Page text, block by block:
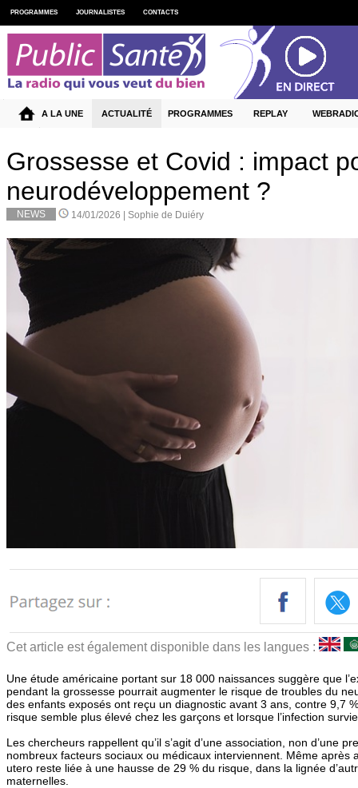
Grossesse et Covid : impact
neurodéveloppement ?
NEWS 14/01/2026 | Sophie de Duiéry
Cet article est également disponible dans les langues :
Une étude américaine portant sur 18 000 naissances suggère que
pendant la grossesse pourrait augmenter le risque de troubles du
des enfants exposés ont reçu un diagnostic avant 3 ans, contre 9,7
risque semble plus élevé chez les garçons et lorsque l’infection
Les chercheurs rappellent qu’il s’agit d’une association, non d’une
nombreux facteurs sociaux ou médicaux interviennent. Même après
utero reste liée à une hausse de 29 % du risque, dans la lignée
maternelles.
PROGRAMMES JOURNALISTES CONTACTS
A LA UNE ACTUALITÉ PROGRAMMES REPLAY